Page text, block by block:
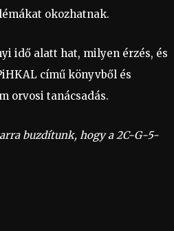
okozhatnak.
idő alatt hat, milyen érzés, és
című könyvből és
orvosi tanácsadás.
buzdítunk, hogy a 2C-G-5-